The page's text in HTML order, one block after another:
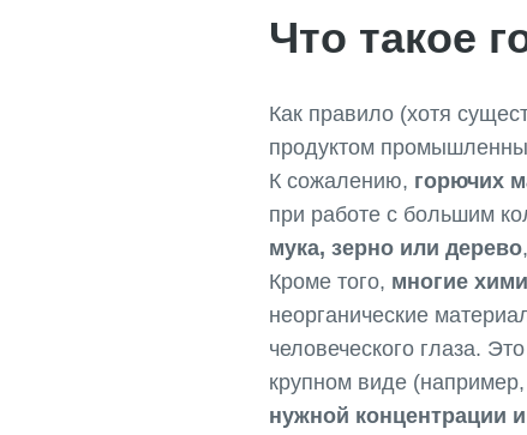
Что такое
Как правило (хотя
продуктом
К сожалению, горючих
при работе с большим
мука, зерно или дерево
Кроме того, многие
неорганические
человеческого глаза.
крупном виде
нужной концентрации